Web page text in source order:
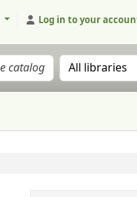
Log in to your
Search the